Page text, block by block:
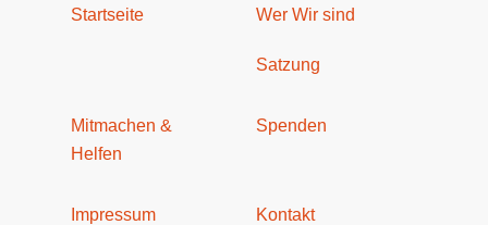
Startseite Wer Wir sind
Satzung
Mitmachen &
Helfen
Spenden
Impressum Kontakt